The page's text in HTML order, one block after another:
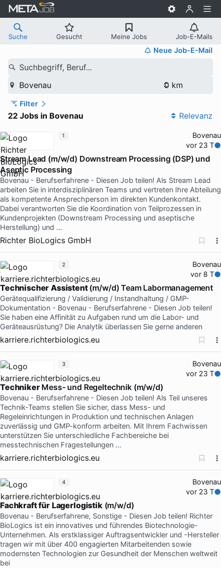
Suche Gesucht Meine Jobs Job-E-Mails
Neue Job-E-Mail
Suchbegriff, Beruf...
Bovenau
Filter
22 Jobs in Bovenau Relevanz
Bovenau
vor 23 T
Stream Lead (m/w/d) Downstream Processing (DSP) und
Aseptic Processing
Bovenau - Berufserfahrene - Diesen Job teilen! Als Stream Lead
arbeiten Sie in interdisziplinären Teams und vertreten Ihre Abteilung
als kompetente Ansprechperson im direkten Kundenkontakt.
Dabei verantworten Sie die Koordination von Teilprozessen in
Kundenprojekten (Downstream Processing und aseptische
Herstellung) und …
Richter BioLogics GmbH
1
Bovenau
vor 8 T
Technischer Assistent(m/w/d) Team Labormanagement
Gerätequalifizierung / Validierung / Instandhaltung / GMP-
Dokumentation - Bovenau - Berufserfahrene - Diesen Job teilen!
Sie haben eine Affinität zu Aufgaben rund um die Labor- und
Geräteausrüstung? Die Analytik überlassen Sie gerne anderen
karriere.richterbiologics.eu
2
Bovenau
vor 23 T
TechnikerMess- und Regeltechnik (m/w/d)
Bovenau - Berufserfahrene - Diesen Job teilen! Als Teil unseres
Technik-Teams stellen Sie sicher, dass Mess- und
Regeleinrichtungen in Produktion und technischen Anlagen
zuverlässig und GMP-konform arbeiten. Mit Ihrem Fachwissen
unterstützen Sie unterschiedliche Fachbereiche bei
messtechnischen Fragestellungen …
karriere.richterbiologics.eu
3
Bovenau
vor 23 T
Fachkraftfür Lagerlogistik (m/w/d)
Bovenau - Berufserfahrene, Sonstige - Diesen Job teilen! Richter
BioLogics ist ein innovatives und führendes Biotechnologie-
Unternehmen. Als erstklassiger Auftragsentwickler und -Hersteller
tragen wir mit über 400 engagierten Mitarbeitenden sowie
modernsten Technologien zur Gesundheit der Menschen weltweit
bei
4